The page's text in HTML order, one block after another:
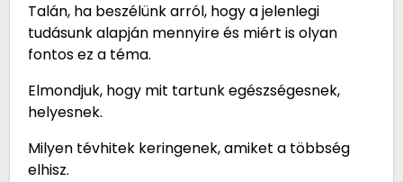
Talán, ha beszélünk arról, hogy a jelenlegi
tudásunk alapján mennyire és miért is olyan
fontos ez a téma.
Elmondjuk, hogy mit tartunk egészségesnek,
helyesnek.
Milyen tévhitek keringenek, amiket a többség
elhisz.